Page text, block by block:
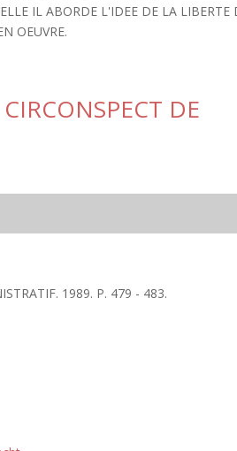
IL ABORDE L'IDEE DE LA LIBERTE
OEUVRE.
DE
1989. P. 479 - 483.